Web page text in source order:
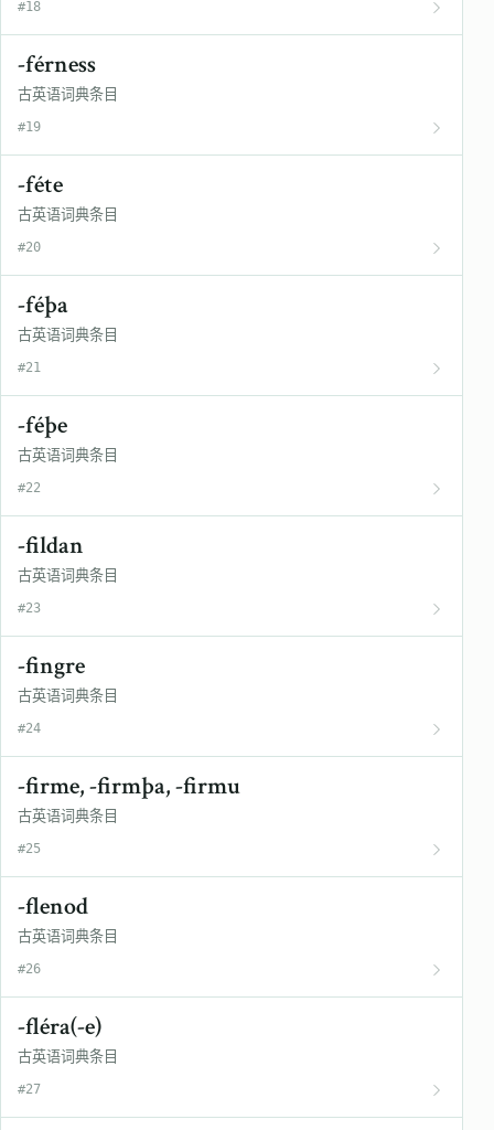
#18
-férness
古英语词典条目
#19
-féte
古英语词典条目
#20
-féþa
古英语词典条目
#21
-féþe
古英语词典条目
#22
-fildan
古英语词典条目
#23
-fingre
古英语词典条目
#24
-firme, -firmþa, -firmu
古英语词典条目
#25
-flenod
古英语词典条目
#26
-fléra(-e)
古英语词典条目
#27